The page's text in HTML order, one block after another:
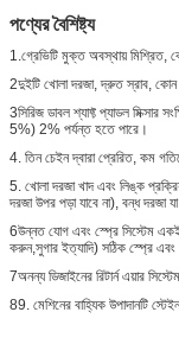
পণ্যের বৈশিষ্ট্য
1.গ্রেভিটি মুক্ত অবস্থায় মিশ্রিত,
2দুইটি খোলা দরজা, দ্রুত স্রাব,
3সিরিজ ডাবল শ্যাফ্ট প্যাডল
5%) 2% পর্যন্ত হতে পারে।
4. তিন চেইন দ্বারা প্রেরিত, কম
5. খোলা দরজা খাদ এবং লিঙ্ক
দরজা উপর পড়া যাবে না), বন্ধ দরজা
6উন্নত যোগ এবং স্প্রে সিস্টেম
করুন,সুগার ইত্যাদি) সঠিক স্প্রে এবং
7অনন্য ডিজাইনের রিটার্ন এয়ার
89. মেশিনের বাহ্যিক উপাদানটি